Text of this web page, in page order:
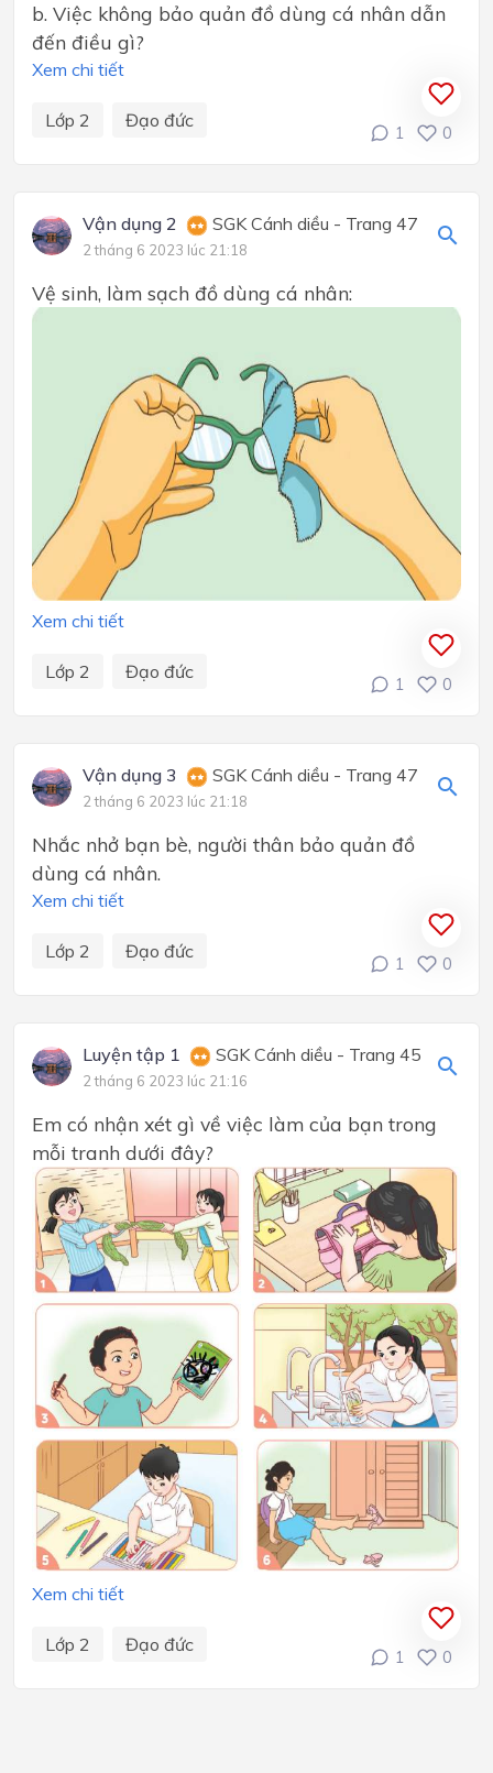
b. Việc không bảo quản đồ dùng cá nhân dẫn
đến điều gì?
Xem chi tiết
Lớp 2 Đạo đức
1 0
Vận dụng 2 SGK Cánh diều - Trang 47
2 tháng 6 2023 lúc 21:18
Vệ sinh, làm sạch đồ dùng cá nhân:
Xem chi tiết
Lớp 2 Đạo đức
1 0
Vận dụng 3 SGK Cánh diều - Trang 47
2 tháng 6 2023 lúc 21:18
Nhắc nhở bạn bè, người thân bảo quản đồ
dùng cá nhân.
Xem chi tiết
Lớp 2 Đạo đức
1 0
Luyện tập 1 SGK Cánh diều - Trang 45
2 tháng 6 2023 lúc 21:16
Em có nhận xét gì về việc làm của bạn trong
mỗi tranh dưới đây?
Xem chi tiết
Lớp 2 Đạo đức
1 0